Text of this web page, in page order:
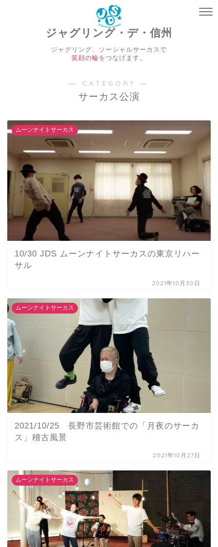
ジャグリング・デ・信州
ジャグリング、ソーシャルサーカスで
笑顔の輪をつなげます。
― CATEGORY ―
サーカス公演
ムーンナイトサーカス
10/30 JDS ムーンナイトサーカスの東京リハー
サル
2021年10月30日
ムーンナイトサーカス
2021/10/25 長野市芸術館での「月夜のサーカ
ス」稽古風景
2021年10月27日
ムーンナイトサーカス